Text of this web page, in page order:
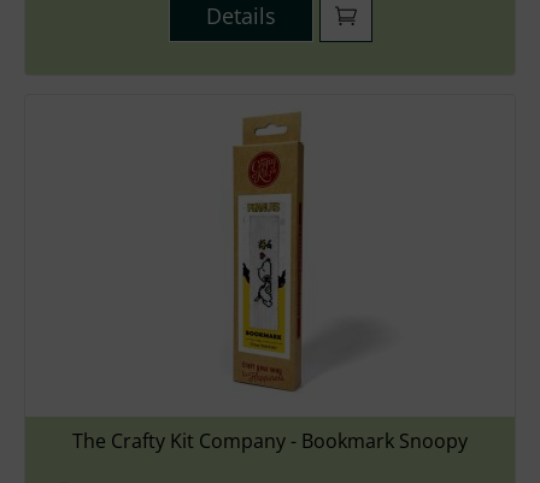
Details
The Crafty Kit Company - Bookmark Snoopy